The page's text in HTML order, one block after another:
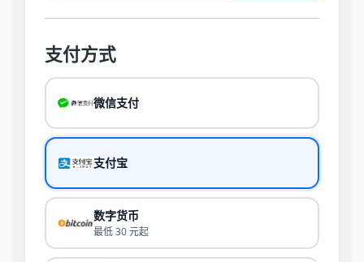
支付方式
微信支付
支付宝
数字货币
最低 30 元起